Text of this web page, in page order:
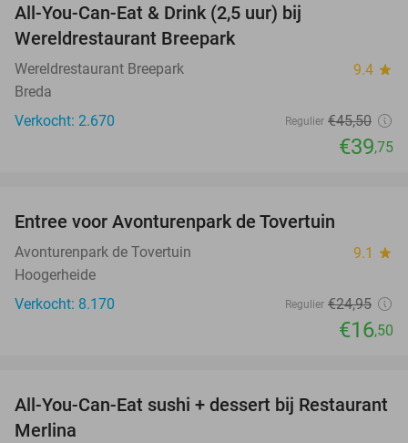
All-You-Can-Eat & Drink (2,5 uur) bij
Wereldrestaurant Breepark
Wereldrestaurant Breepark 9.4 star
Breda
Verkocht: 2.670
Regulier €45,50
€39,75
Entree voor Avonturenpark de Tovertuin
Avonturenpark de Tovertuin 9.1 star
Hoogerheide
Verkocht: 8.170
Regulier €24,95
€16,50
39%
All-You-Can-Eat sushi + dessert bij Restaurant
Merlina